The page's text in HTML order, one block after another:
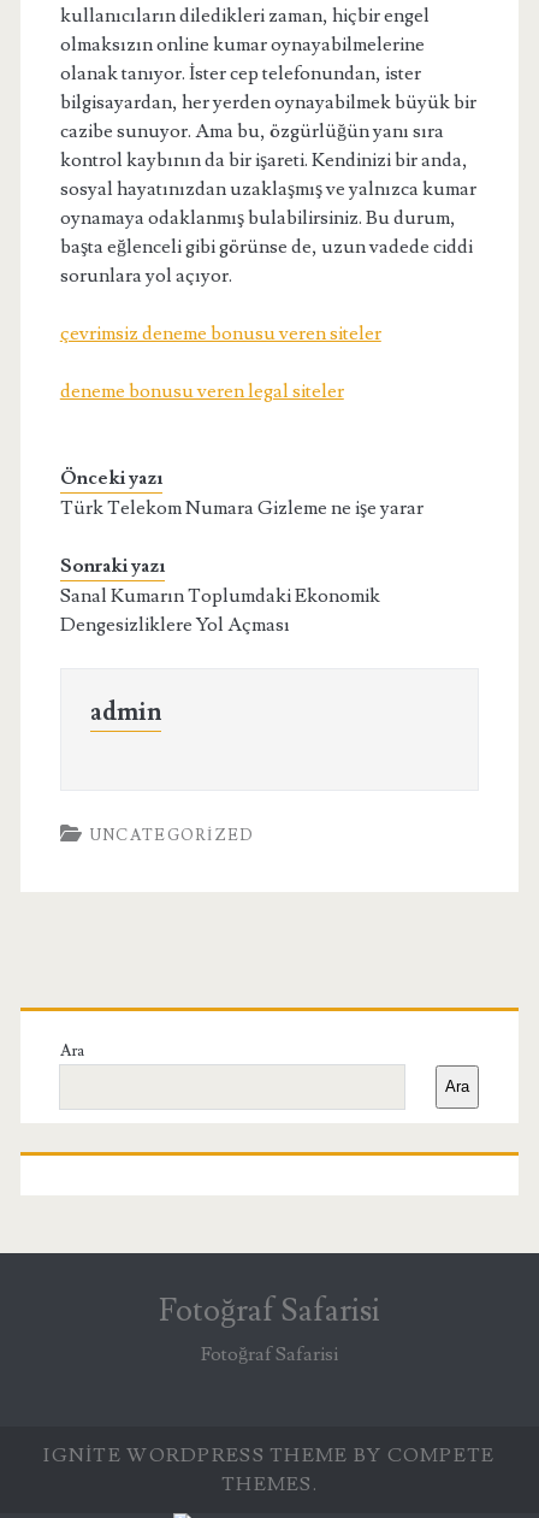
kullanıcıların diledikleri zaman, hiçbir engel
olmaksızın online kumar oynayabilmelerine
olanak tanıyor. İster cep telefonundan, ister
bilgisayardan, her yerden oynayabilmek büyük bir
cazibe sunuyor. Ama bu, özgürlüğün yanı sıra
kontrol kaybının da bir işareti. Kendinizi bir anda,
sosyal hayatınızdan uzaklaşmış ve yalnızca kumar
oynamaya odaklanmış bulabilirsiniz. Bu durum,
başta eğlenceli gibi görünse de, uzun vadede ciddi
sorunlara yol açıyor.
çevrimsiz deneme bonusu veren siteler
deneme bonusu veren legal siteler
Önceki yazı
Türk Telekom Numara Gizleme ne işe yarar
Sonraki yazı
Sanal Kumarın Toplumdaki Ekonomik
Dengesizliklere Yol Açması
admin
UNCATEGORIZED
Birincil
Yan
Menü
Ara
Ara
Fotoğraf Safarisi
Fotoğraf Safarisi
IGNITE WORDPRESS THEME BY COMPETE
THEMES.